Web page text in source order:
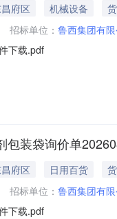
府区 机械设备
招标单位： 鲁西集团有
下载.pdf
包装袋询价单
府区 日用百货
招标单位： 鲁西集团有
下载.pdf